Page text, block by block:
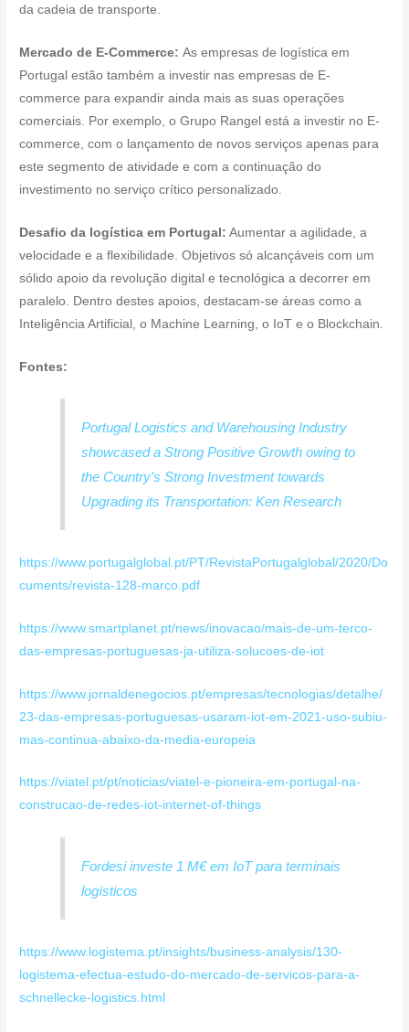
da cadeia de transporte.
Mercado de E-Commerce: As empresas de logística em
Portugal estão também a investir nas empresas de E-
commerce para expandir ainda mais as suas operações
comerciais. Por exemplo, o Grupo Rangel está a investir no E-
commerce, com o lançamento de novos serviços apenas para
este segmento de atividade e com a continuação do
investimento no serviço crítico personalizado.
Desafio da logística em Portugal: Aumentar a agilidade, a
velocidade e a flexibilidade. Objetivos só alcançáveis com um
sólido apoio da revolução digital e tecnológica a decorrer em
paralelo. Dentro destes apoios, destacam-se áreas como a
Inteligência Artificial, o Machine Learning, o IoT e o Blockchain.
Fontes:
Portugal Logistics and Warehousing Industry
showcased a Strong Positive Growth owing to
the Country’s Strong Investment towards
Upgrading its Transportation: Ken Research
https://www.portugalglobal.pt/PT/RevistaPortugalglobal/2020/Do
cuments/revista-128-marco.pdf
https://www.smartplanet.pt/news/inovacao/mais-de-um-terco-
das-empresas-portuguesas-ja-utiliza-solucoes-de-iot
https://www.jornaldenegocios.pt/empresas/tecnologias/detalhe/
23-das-empresas-portuguesas-usaram-iot-em-2021-uso-subiu-
mas-continua-abaixo-da-media-europeia
https://viatel.pt/pt/noticias/viatel-e-pioneira-em-portugal-na-
construcao-de-redes-iot-internet-of-things
Fordesi investe 1 M€ em IoT para terminais
logísticos
https://www.logistema.pt/insights/business-analysis/130-
logistema-efectua-estudo-do-mercado-de-servicos-para-a-
schnellecke-logistics.html